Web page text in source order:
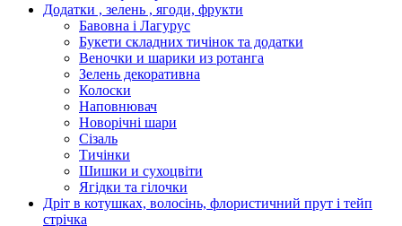
Додатки , зелень , ягоди, фрукти
Бавовна і Лагурус
Букети складних тичінок та додатки
Веночки и шарики из ротанга
Зелень декоративна
Колоски
Наповнювач
Новорічні шари
Сізаль
Тичінки
Шишки и сухоцвіти
Ягідки та гілочки
Дріт в котушках, волосінь, флористичний прут і тейп
стрічка